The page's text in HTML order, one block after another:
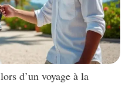
d’un voyage à la